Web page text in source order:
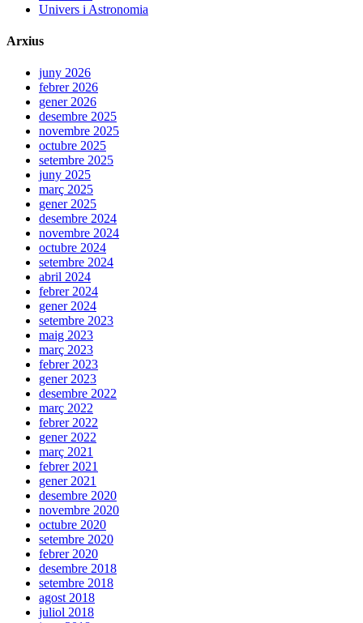
Univers i Astronomia
Arxius
juny 2026
febrer 2026
gener 2026
desembre 2025
novembre 2025
octubre 2025
setembre 2025
juny 2025
març 2025
gener 2025
desembre 2024
novembre 2024
octubre 2024
setembre 2024
abril 2024
febrer 2024
gener 2024
setembre 2023
maig 2023
març 2023
febrer 2023
gener 2023
desembre 2022
març 2022
febrer 2022
gener 2022
març 2021
febrer 2021
gener 2021
desembre 2020
novembre 2020
octubre 2020
setembre 2020
febrer 2020
desembre 2018
setembre 2018
agost 2018
juliol 2018